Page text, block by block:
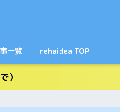
一覧 rehaidea TOP
）